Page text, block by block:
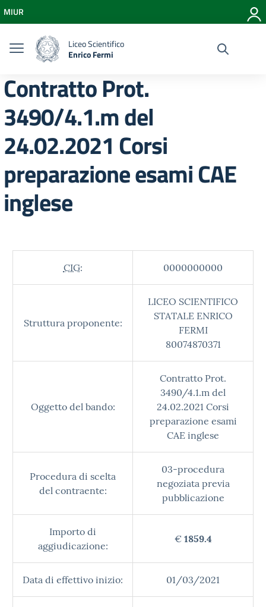
Vai al menu di navigazione
Vai al footer
MIUR
Liceo Scientifico
Enrico Fermi
Contratto Prot.
3490/4.1.m del
24.02.2021 Corsi
preparazione esami CAE
inglese
CIG: 0000000000
Struttura proponente:
LICEO SCIENTIFICO
STATALE ENRICO
FERMI
80074870371
Oggetto del bando:
Contratto Prot.
3490/4.1.m del
24.02.2021 Corsi
preparazione esami
CAE inglese
Procedura di scelta
del contraente:
03-procedura
negoziata previa
pubblicazione
Importo di
aggiudicazione:
€ 1859.4
Data di effettivo inizio: 01/03/2021